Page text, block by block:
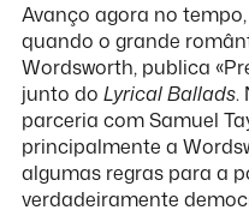
Avanço agora no
quando o grande
Wordsworth, publica
junto do Lyrical Ballads.
parceria com Samuel
principalmente a
algumas regras para a
verdadeiramente